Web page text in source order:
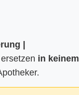
|
in keinem